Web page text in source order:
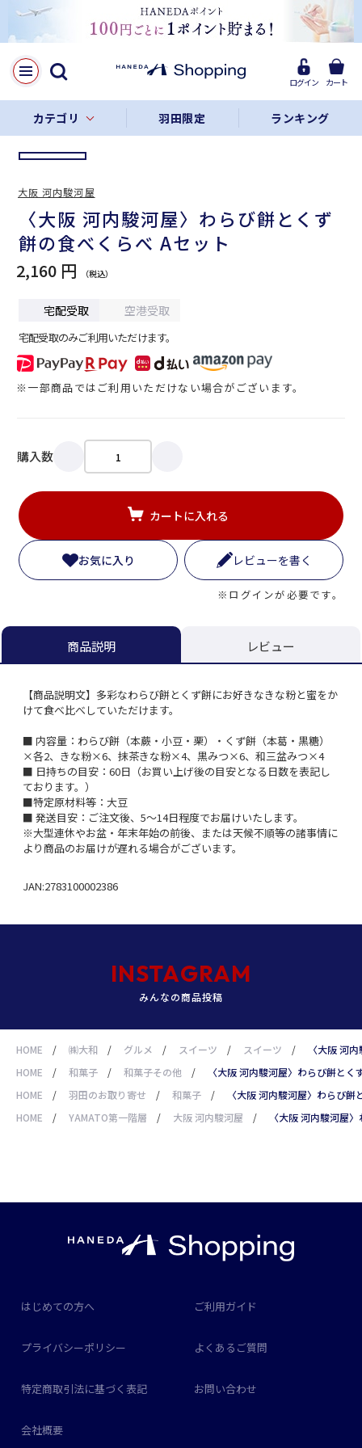
ログイン カート
カテゴリ 羽田限定 ランキング
HOME / ㈱大和 / グルメ / スイーツ / スイーツ /
〈大阪 河
HOME
/ 和菓子 / 和菓子その他 /
〈大阪 河内駿河屋〉わらび餅と
HOME
/ 羽田のお取り寄せ / 和菓子 /
〈大阪 河内駿河屋〉わらび
HOME
/ YAMATO第一階層 / 大阪 河内駿河屋 / 〈大阪 河内駿河屋
LINE
Facebook
リンクをコピー
〈大阪 河内駿河屋〉わらび餅とくず
餅の食べくらべ Aセット
2,160 円
宅配受取 空港受取
宅配受取のみご利用いただけます。
※一部商品ではご利用いただけない場合がございます。
購入数
カートに入れる
お気に入り レビューを書く
※ログインが必要です。
大阪 河内駿河屋
商品説明 レビュー
【商品説明文】多彩なわらび餅とくず餅にお好きなきな粉と蜜をか
けて食べ比べしていただけます。
■ 内容量：わらび餅（本蕨・小豆・栗）・くず餅（本葛・黒糖）
×各2、きな粉×6、抹茶きな粉×4、黒みつ×6、和三盆みつ×4
■ 日持ちの目安：60日（お買い上げ後の目安となる日数を表記し
ております。）
■特定原材料等：大豆
■ 発送目安：ご注文後、5～14日程度でお届けいたします。
※大型連休やお盆・年末年始の前後、または天候不順等の諸事情に
より商品のお届けが遅れる場合がございます。
JAN:2783100002386
INSTAGRAM
みんなの商品投稿
はじめての方へ ご利用ガイド
プライバシーポリシー よくあるご質問
特定商取引法に基づく表記 お問い合わせ
会社概要